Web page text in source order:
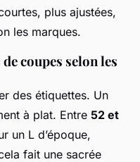
plus ajustées,
les marques.
coupes selon les
des étiquettes. Un
à plat. Entre 52 et
un L d’époque,
fait une sacrée